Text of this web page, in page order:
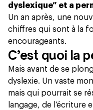
dyslexique” et a
Un an après, une
chiffres qui sont à la
encourageants.
C’est quoi la
Mais avant de se
dyslexie. Un vaste
mais qui pourrait se
langage, de l’écriture